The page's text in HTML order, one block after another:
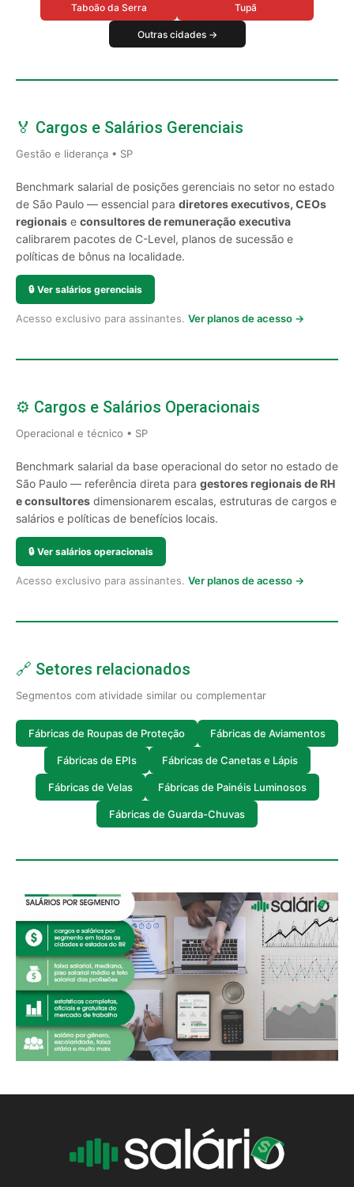
Taboão da Serra Tupã
Outras cidades →
🏅 Cargos e Salários Gerenciais
Gestão e liderança • SP
Benchmark salarial de posições gerenciais no setor no estado
de São Paulo — essencial para diretores executivos, CEOs
regionais e consultores de remuneração executiva
calibrarem pacotes de C-Level, planos de sucessão e
políticas de bônus na localidade.
🔒 Ver salários gerenciais
Acesso exclusivo para assinantes. Ver planos de acesso →
⚙️ Cargos e Salários Operacionais
Operacional e técnico • SP
Benchmark salarial da base operacional do setor no estado de
São Paulo — referência direta para gestores regionais de RH
e consultores dimensionarem escalas, estruturas de cargos e
salários e políticas de benefícios locais.
🔒 Ver salários operacionais
Acesso exclusivo para assinantes. Ver planos de acesso →
🔗 Setores relacionados
Segmentos com atividade similar ou complementar
Fábricas de Roupas de Proteção Fábricas de Aviamentos
Fábricas de EPIs Fábricas de Canetas e Lápis
Fábricas de Velas Fábricas de Painéis Luminosos
Fábricas de Guarda-Chuvas